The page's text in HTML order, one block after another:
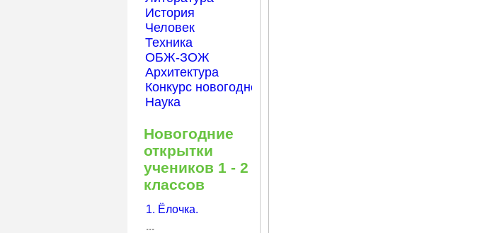
История
Человек
Техника
ОБЖ-ЗОЖ
Архитектура
Конкурс новогодней открытки "Нарисуем Новый год"!
Наука
Новогодние
открытки
учеников 1 - 2
классов
1. Ёлочка.
...